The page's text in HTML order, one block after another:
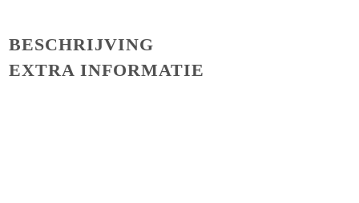
BESCHRIJVING
EXTRA INFORMATIE